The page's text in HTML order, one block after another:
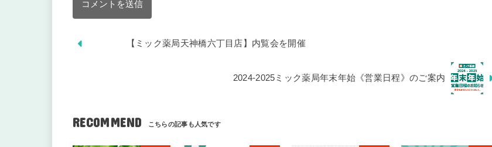
【ミック薬局天神橋六丁目店】内覧会を開催
2024-2025ミック薬局年末年始《営業日程》のご案内
RECOMMEND